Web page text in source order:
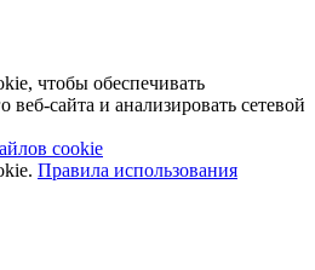
чтобы обеспечивать
сайта и анализировать сетевой
cookie
Правила использования